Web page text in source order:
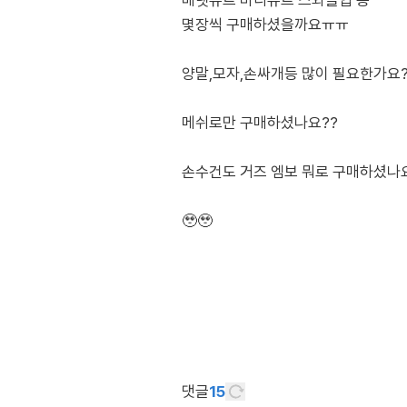
몇장씩 구매하셨을까요ㅠㅠ
양말,모자,손싸개등 많이 필요한가요
메쉬로만 구매하셨나요??
손수건도 거즈 엠보 뭐로 구매하셨나
🥹🥹
댓글15